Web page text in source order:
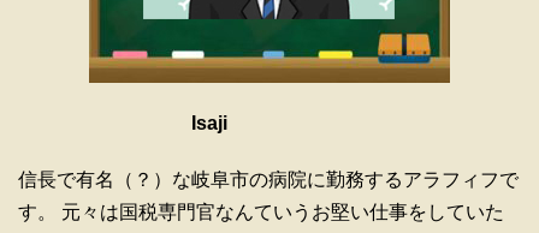
Isaji
信長で有名（？）な岐阜市の病院に勤務するアラフィフで
す。 元々は国税専門官なんていうお堅い仕事をしていた